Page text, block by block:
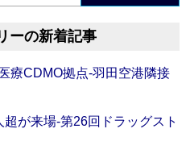
ーの新着記事
療CDMO拠点‐羽田空港隣接
が来場‐第26回ドラッグスト